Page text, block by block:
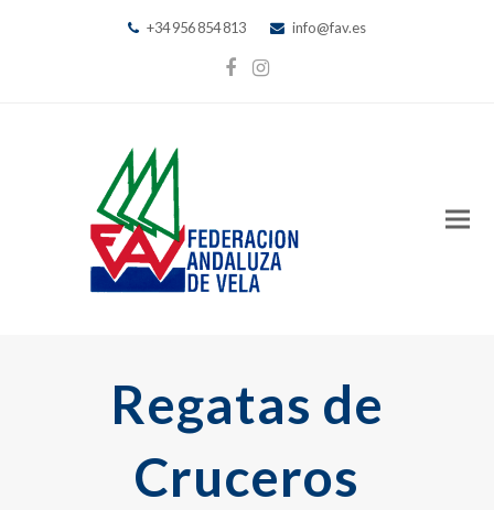
+34 956 854 813 info@fav.es
Facebook
Instagram
Regatas de
Cruceros